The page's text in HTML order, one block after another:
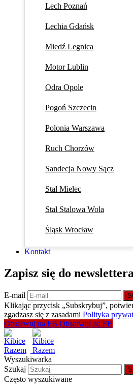
Lech Poznań
Lechia Gdańsk
Miedź Legnica
Motor Lublin
Odra Opole
Pogoń Szczecin
Polonia Warszawa
Ruch Chorzów
Sandecja Nowy Sącz
Stal Mielec
Stal Stalowa Wola
Śląsk Wrocław
Kontakt
Zapisz się do
E-mail
Klikając przycisk „Subskrybuj”,
zgadzasz się z zasadami Polityka
Obserwuj na FB Obserwuj na FB
Wyszukiwarka
Szukaj
Często wyszukiwane